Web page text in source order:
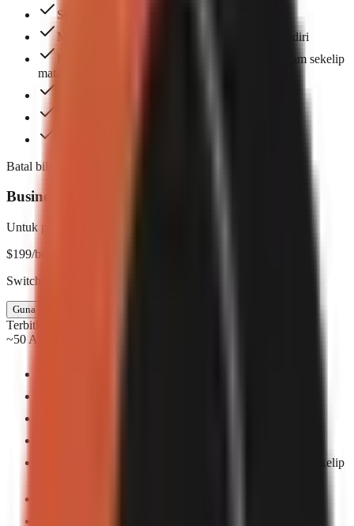
Sehingga 3 tempat duduk pasukan
Muat naik dan urus gambar dan video anda sendiri
Format siap sedia yang boleh anda hasilkan dalam sekelip
mata — pilih satu untuk mula.
Batal bila-bila masa. Tanpa kontrak.
Business
Untuk pasukan & agensi
$199/bulan
Switch to annual & save $398
Guna Business
Terbitkan setiap hari
~50 AI videos/mo
Format siap sedia yang boleh anda hasilkan dalam sekelip